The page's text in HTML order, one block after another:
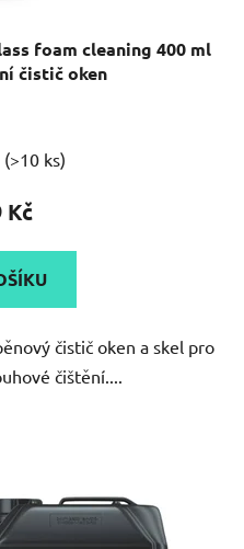
foam cleaning 400 ml
čistič oken
(>10 ks)
Kč
čistič oken a skel pro
čištění....